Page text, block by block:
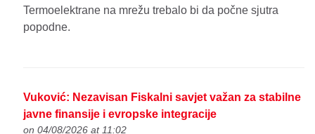
Termoelektrane na mrežu trebalo bi da počne sjutra
popodne.
Vuković: Nezavisan Fiskalni savjet važan za stabilne
javne finansije i evropske integracije
on 04/08/2026 at 11:02